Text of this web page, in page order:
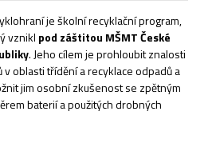
je školní recyklační program,
vznikl pod záštitou MŠMT České
. Jeho cílem je prohloubit znalosti
v oblasti třídění a recyklace odpadů a
jim osobní zkušenost se zpětným
baterií a použitých drobných